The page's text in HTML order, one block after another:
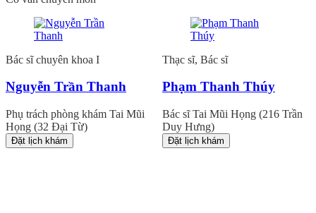
Bác sĩ chuyên khoa I
Nguyễn Trần Thanh
Phụ trách phòng khám Tai Mũi
Họng (32 Đại Từ)
Đặt lịch khám
Thạc sĩ, Bác sĩ
Phạm Thanh Thúy
Bác sĩ Tai Mũi Họng (216 Trần
Duy Hưng)
Đặt lịch khám